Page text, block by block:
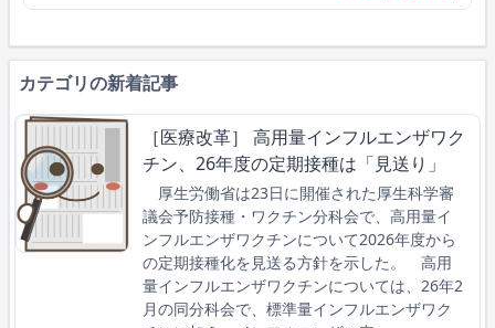
カテゴリの新着記事
［医療改革］ 高用量インフルエンザワク
チン、26年度の定期接種は「見送り」
厚生労働省は23日に開催された厚生科学審
議会予防接種・ワクチン分科会で、高用量イ
ンフルエンザワクチンについて2026年度から
の定期接種化を見送る方針を示した。 高用
量インフルエンザワクチンについては、26年2
月の同分科会で、標準量インフルエンザワク